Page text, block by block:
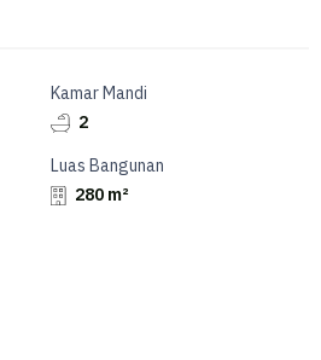
Kamar Mandi
2
Luas Bangunan
280 m²